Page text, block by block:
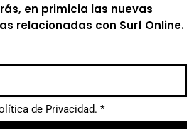
en primicia las nuevas
relacionadas con Surf Online.
de Privacidad. *